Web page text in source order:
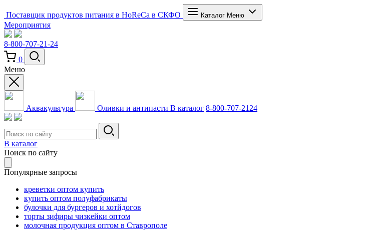
Поставщик продуктов питания в HoReCa в СКФО Каталог Меню
Мероприятия
8-800-707-21-24
0
Меню
Аквакультура Оливки и антипасти В каталог 8-800-707-2124
В каталог
Поиск по сайту
Популярные запросы
креветки оптом купить
купить оптом полуфабрикаты
булочки для бургеров и хотйдогов
торты зифиры чизкейки оптом
молочная продукция оптом в Ставрополе